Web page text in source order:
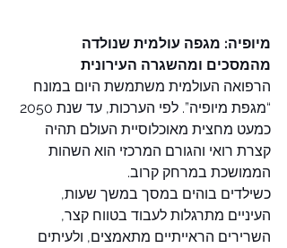
מיופיה: מגפה עולמית שנולדה
מהמסכים ומהשגרה העירונית
הרפואה העולמית משתמשת היום במונח
כמעט מחצית מאוכלוסיית העולם תהיה
קצרת רואי והגורם המרכזי הוא השהות
הממושכת במרחק קרוב.
כשילדים בוהים במסך במשך שעות,
העיניים מתרגלות לעבוד בטווח קצר,
השרירים הראייתיים מתאמצים, ולעיתים